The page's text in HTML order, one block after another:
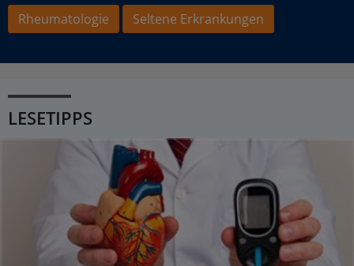
Rheumatologie
Seltene Erkrankungen
LESETIPPS